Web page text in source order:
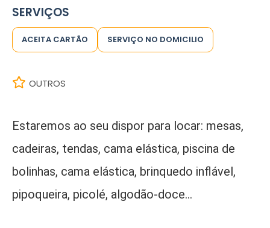
SERVIÇOS
ACEITA CARTÃO SERVIÇO NO DOMICILIO
OUTROS
Estaremos ao seu dispor para locar: mesas,
cadeiras, tendas, cama elástica, piscina de
bolinhas, cama elástica, brinquedo inflável,
pipoqueira, picolé, algodão-doce...